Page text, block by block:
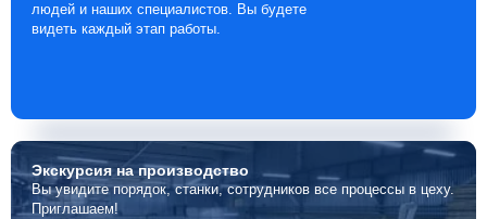
людей и наших специалистов. Вы будете
видеть каждый этап работы.
Экскурсияна производство
Вы увидите порядок, станки, сотрудников все процессы в цеху.
Приглашаем!